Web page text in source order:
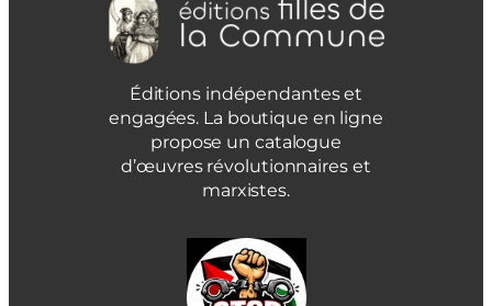
Éditions indépendantes et
engagées. La boutique en ligne
propose un catalogue
d’œuvres révolutionnaires et
marxistes.